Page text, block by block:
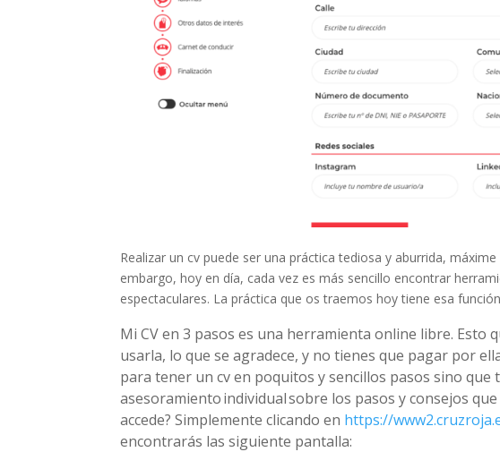
Realizar un cv puede ser una práctica tediosa y aburrida,
embargo, hoy en día, cada vez es más sencillo encontrar
espectaculares. La práctica que os traemos hoy tiene esa
Mi CV en 3 pasos es una herramienta online libre.
usarla, lo que se agradece, y no tienes que pagar por
para tener un cv en poquitos y sencillos pasos sino
asesoramiento individual sobre los pasos y consejos
accede? Simplemente clicando en https://
encontrarás las siguiente pantalla: